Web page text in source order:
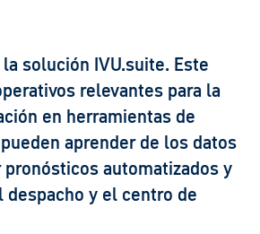
solución IVU.suite. Este
relevantes para la
en herramientas de
aprender de los datos
automatizados y
y el centro de